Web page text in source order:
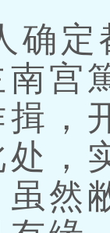
定
南宫
揖，
，
然